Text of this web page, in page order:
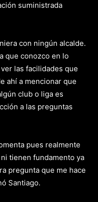
suministrada
con ningún alcalde.
que conozco en lo
las facilidades que
ahí a mencionar que
club o liga es
a las preguntas
pues realmente
tienen fundamento ya
pregunta que me hace
Santiago.